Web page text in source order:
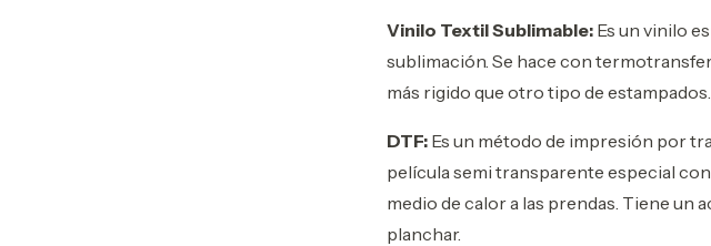
Vinilo Textil Sublimable: Es un vinilo
sublimación. Se hace con
más rigido que otro tipo de
DTF: Es un método de impresión por
película semi transparente especial
medio de calor a las prendas. Tiene un
planchar.